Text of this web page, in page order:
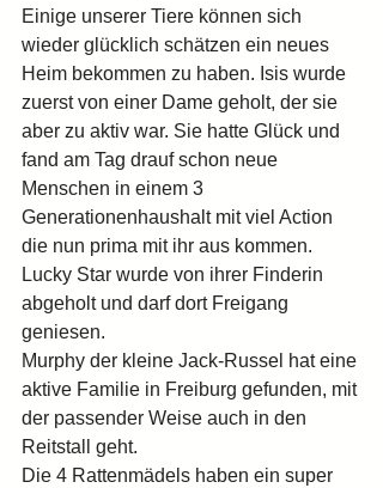
Einige unserer Tiere können sich
wieder glücklich schätzen ein neues
Heim bekommen zu haben. Isis wurde
zuerst von einer Dame geholt, der sie
aber zu aktiv war. Sie hatte Glück und
fand am Tag drauf schon neue
Menschen in einem 3
Generationenhaushalt mit viel Action
die nun prima mit ihr aus kommen.
Lucky Star wurde von ihrer Finderin
abgeholt und darf dort Freigang
geniesen.
Murphy der kleine Jack-Russel hat eine
aktive Familie in Freiburg gefunden, mit
der passender Weise auch in den
Reitstall geht.
Die 4 Rattenmädels haben ein super